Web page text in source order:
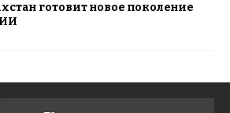
готовит новое поколение